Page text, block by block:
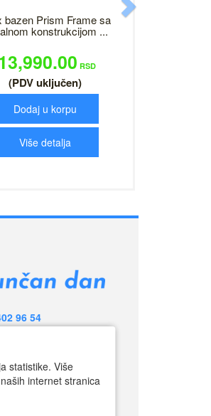
bazen Prism Frame sa
konstrukcijom ...
RSD
(PDV uključen)
Dodaj u korpu
Više detalja
96 54
statistike. Više
internet stranica